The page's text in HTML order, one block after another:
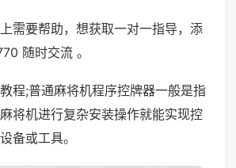
需要帮助，想获取一对一指导，添
随时交流 。
程;普通麻将机程序控牌器一般是指
将机进行复杂安装操作就能实现控
备或工具。